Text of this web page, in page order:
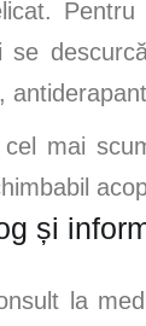
se
mai
și
la